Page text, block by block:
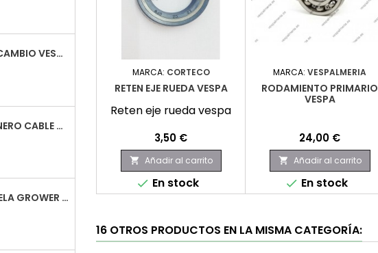
CABLE CAMBIO VESPA
PRISIONERO CABLE CAMBIO VESPA
ARANDELA GROWER M7 INOX VESPA
MARCA: CORTECO
RETEN EJE RUEDA VESPA
Reten eje rueda vespa
Precio
3,50 €
 Añadir al carrito
 En stock
MARCA: VESPALMERIA
RODAMIENTO PRIMARIO
VESPA
Precio
24,00 €
 Añadir al carrito
 En stock
16 OTROS PRODUCTOS EN LA MISMA CATEGORÍA: